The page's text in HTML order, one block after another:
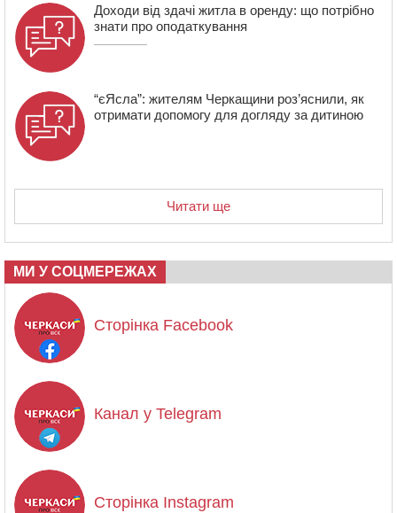
Доходи від здачі житла в оренду: що потрібно
знати про оподаткування
“єЯсла”: жителям Черкащини роз’яснили, як
отримати допомогу для догляду за дитиною
Читати ще
МИ У СОЦМЕРЕЖАХ
Сторінка Facebook
Канал у Telegram
Сторінка Instagram